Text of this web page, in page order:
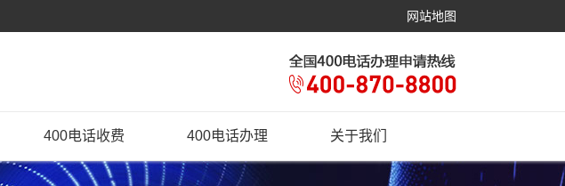
网站地图
400电话收费 400电话办理 关于我们